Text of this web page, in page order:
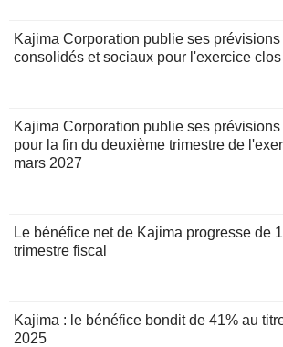
Kajima Corporation publie ses
consolidés et sociaux pour l'exercice
Kajima Corporation publie ses
pour la fin du deuxième trimestre de
mars 2027
Le bénéfice net de Kajima progresse de
trimestre fiscal
Kajima : le bénéfice bondit de 41% au
2025